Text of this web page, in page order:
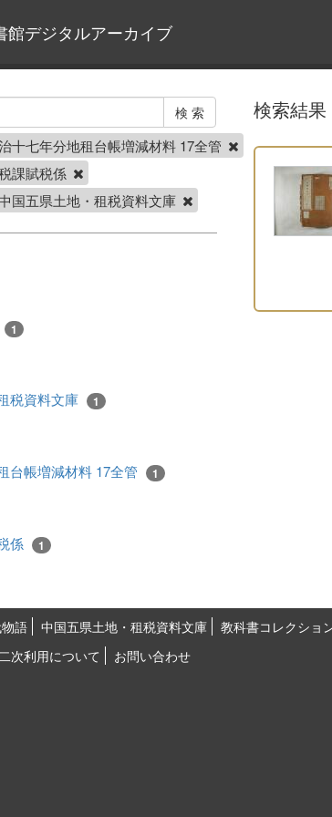
館デジタルアーカイブ
十七年分地租台帳増減材料 17全管
課賦税係
国五県土地・租税資料文庫
1
税資料文庫 1
台帳増減材料 17全管 1
係 1
検索結
語 中国五県土地・租税資料文庫
教科書コレクショ
次利用について
お問い合わせ